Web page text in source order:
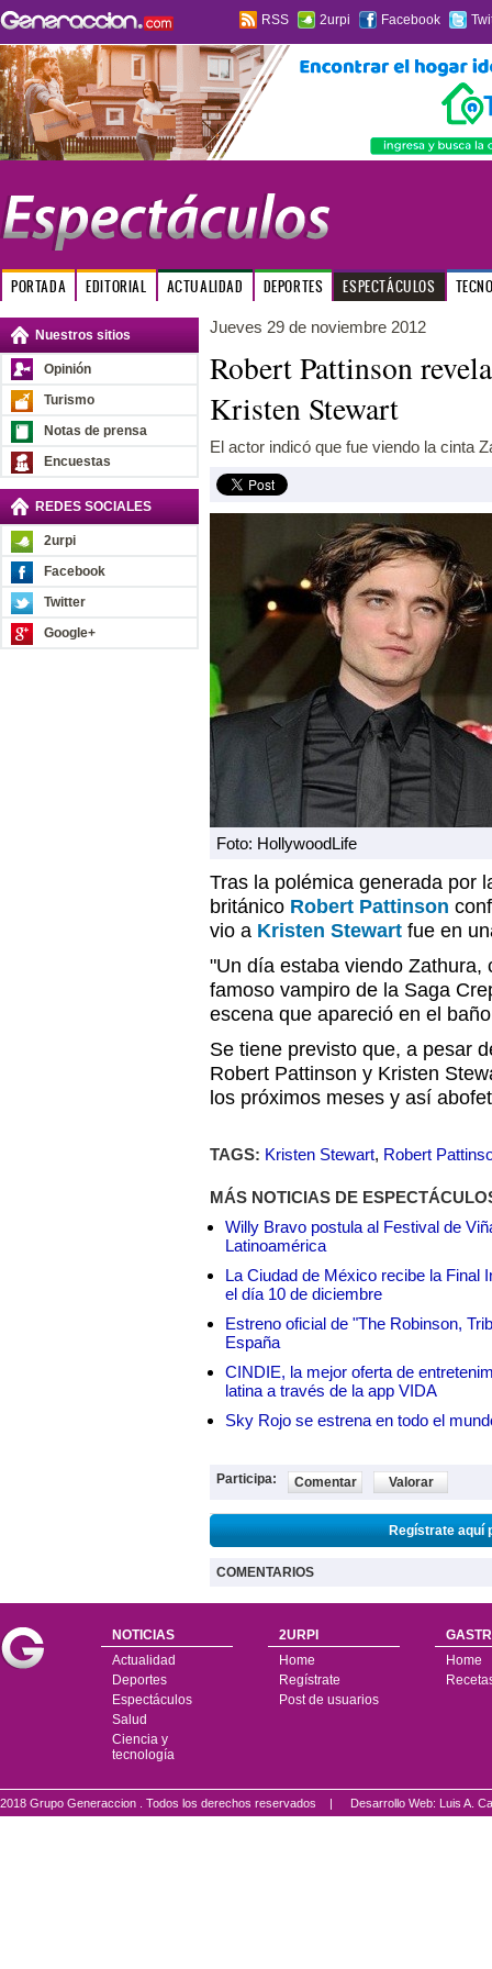
RSS 2urpi Facebook
PORTADA EDITORIAL ACTUALIDAD DEPORTES ESPECTÁCULOS
Nuestros sitios
Opinión
Turismo
Notas de prensa
Encuestas
REDES SOCIALES
2urpi
Facebook
Twitter
Google+
Jueves 29 de noviembre 2012
Robert Pattinson
Kristen Stewart
El actor indicó que fue viendo la cinta
Foto: HollywoodLife
Tras la polémica generada por
británico Robert Pattinson
vio a Kristen Stewart fue en
"Un día estaba viendo Zathura,
famoso vampiro de la Saga
escena que apareció en el
Se tiene previsto que, a pesar
Robert Pattinson y Kristen
los próximos meses y así
TAGS: Kristen Stewart, Robert
MÁS NOTICIAS DE
Willy Bravo postula al Festival de
Latinoamérica
La Ciudad de México recibe la Final
el día 10 de diciembre
Estreno oficial de "The Robinson,
España
CINDIE, la mejor oferta de
latina a través de la app VIDA
Sky Rojo se estrena en todo el
Participa: Comentar Valorar
Regístrate aquí
COMENTARIOS
NOTICIAS
Actualidad
Deportes
Espectáculos
Salud
Ciencia y
tecnología
2URPI
Home
Regístrate
Post de usuarios
Home
2018 Grupo Generaccion . Todos los derechos reservados | Desarrollo Web: Luis